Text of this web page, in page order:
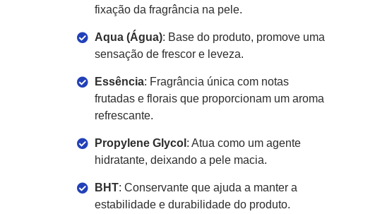
fixação da fragrância na pele.
Aqua (Água): Base do produto, promove uma
sensação de frescor e leveza.
Essência: Fragrância única com notas
frutadas e florais que proporcionam um aroma
refrescante.
Propylene Glycol : Atua como um agente
hidratante, deixando a pele macia.
BHT: Conservante que ajuda a manter a
estabilidade e durabilidade do produto.